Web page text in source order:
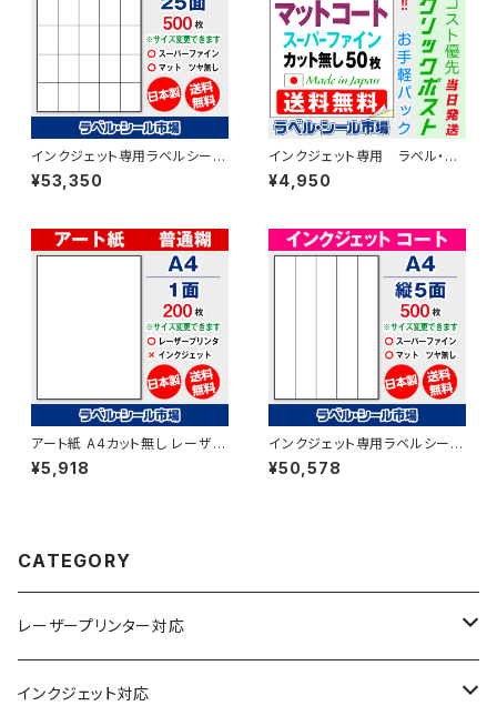
インクジェット専用ラベルシール
マットコートA4-25面 500枚 ス
ーパーファイン T5Y5iA
¥53,350
インクジェット専用 ラベル・シ
ール A4カット無し コート
紙 50枚 T1Y1iA-CP5
¥4,950
アート紙 A4カット無し レーザー
プリンター用ラベルシール 200
枚 T1Y1B-2【日本製】
¥5,918
インクジェット専用ラベルシール
マットコートA4-縦5面 500枚
スーパーファイン T5Y1iA
¥50,578
CATEGORY
レーザープリンター対応
上質紙
インクジェット対応